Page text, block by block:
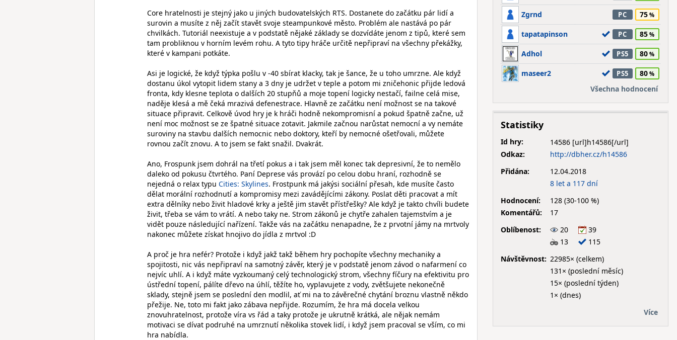
Core hratelnosti je stejný jako u jiných budovatelských RTS. Dostanete do začátku pár lidí a
surovin a musíte z něj začít stavět svoje steampunkové město. Problém ale nastává po pár
chvilkách. Tutoriál neexistuje a v podstatě nějaké základy se dozvídáte jenom z tipů, které sem
tam probliknou v horním levém rohu. A tyto tipy hráče určitě nepřipraví na všechny překážky,
které v kampani potkáte.
Asi je logické, že když týpka pošlu v -40 sbírat klacky, tak je šance, že u toho umrzne. Ale když
dostanu úkol vytopit lidem stany a 3 dny je udržet v teple a potom mi zničehonic přijde ledová
fronta, kdy klesne teplota o dalších 20 stupňů a moje topení logicky nestačí, failne celá mise,
naděje klesá a mě čeká mrazivá defenestrace. Hlavně ze začátku není možnost se na takové
situace připravit. Celkově úvod hry je k hráči hodně nekompromisní a pokud špatně začne, už
není moc možnost se ze špatné situace zotavit. Jakmile začnou narůstat nemocní a vy nemáte
suroviny na stavbu dalších nemocnic nebo doktory, kteří by nemocné ošetřovali, můžete
rovnou začít znovu. A to jsem se fakt snažil. Dvakrát.
Ano, Frospunk jsem dohrál na třetí pokus a i tak jsem měl konec tak depresivní, že to nemělo
daleko od pokusu čtvrtého. Paní Deprese vás provází po celou dobu hraní, rozhodně se
nejedná o relax typu Cities: Skylines. Frostpunk má jakýsi sociální přesah, kde musíte často
dělat morální rozhodnutí a kompromisy mezi zavádějícími zákony. Poslat děti pracovat a mít
extra dělníky nebo živit hladové krky a ještě jim stavět přístřešky? Ale když je takto chvíli budete
živit, třeba se vám to vrátí. A nebo taky ne. Strom zákonů je chytře zahalen tajemstvím a je
vidět pouze následující nařízení. Takže vás na začátku nenapadne, že z prvotní jámy na mrtvoly
nakonec můžete získat hnojivo do jídla z mrtvol :D
A proč je hra nefér? Protože i když jakž takž během hry pochopíte všechny mechaniky a
spojitosti, nic vás nepřipraví na samotný závěr, který je v podstatě jenom závod o nafarmení co
nejvíc uhlí. A i když máte vyzkoumaný celý technologický strom, všechny fíčury na efektivitu pro
ústřední topení, pálíte dřevo na úhlí, těžíte ho, vyplavujete z vody, zvětšujete nekonečně
sklady, stejně jsem se poslední den modlil, ať mi na to závěrečné chytání broznu vlastně někdo
přežije. Ne, toto mi fakt jako zábava nepřijde. Rozumím, že hra má docela velkou
znovuhratelnost, protože víra vs řád a taky protože je ukrutně krátká, ale nějak nemám
motivaci se dívat podruhé na umrznutí několika stovek lidí, i když jsem pracoval se vším, co mi
hra nabídla.
Zgrnd PC 75
tapatapinson PC 85
Adhol PS5 80
maseer2 PS5
80
Všechna hodnocení
Statistiky
Id hry:
14586
Odkaz:
http://dbher.cz/h14586
Přidána:
12.04.2018
8 let a 117 dní
Hodnocení:
128 (30-100 %)
Komentářů:
17
Oblíbenost:
20
39
13
115
Návštěvnost: 22985× (celkem)
131× (poslední měsíc)
15× (poslední týden)
1× (dnes)
Více